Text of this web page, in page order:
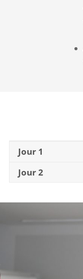
Jour 1
Jour 2